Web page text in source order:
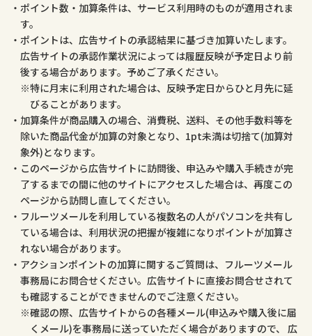
ポイント数・加算条件は、サービス利用時のものが適用されま
す。
ポイントは、広告サイトの承認結果に基づき加算いたします。
広告サイトの承認作業状況によっては履歴反映が予定日より前
後する場合があります。予めご了承ください。
特に月末に利用された場合は、反映予定日からひと月先に延
びることがあります。
加算条件が商品購入の場合、消費税、送料、その他手数料等を
除いた商品代金が加算の対象となり、1pt未満は切捨て(加算対
象外)となります。
このページから広告サイトに訪問後、申込みや購入手続きが完
了するまでの間に他のサイトにアクセスした場合は、再度この
ページから訪問し直してください。
フルーツメールを利用している複数名の人がパソコンを共有し
ている場合は、利用状況の把握が複雑になりポイントが加算さ
れない場合があります。
アクションポイントの加算に関するご質問は、フルーツメール
事務局にお問合せください。広告サイトに直接お問合せされて
も確認することができませんのでご注意ください。
確認の際、広告サイトからの各種メール(申込みや購入後に届
くメール)を事務局に送っていただく場合がありますので、 広